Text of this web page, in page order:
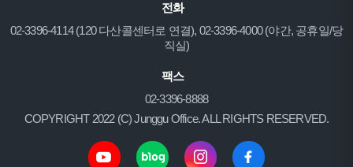
전화
02-3396-4114 (120 다산콜센터로 연결), 02-3396-4000 (야간, 공휴일/당
직실)
팩스
02-3396-8888
COPYRIGHT 2022 (C) Junggu Office. ALL RIGHTS RESERVED.